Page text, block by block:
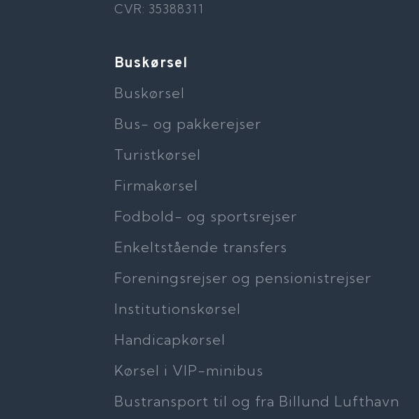
CVR: 35388311
Buskørsel
Buskørsel
Bus- og pakkerejser
Turistkørsel
Firmakørsel
Fodbold- og sportsrejser
Enkeltstående transfers
Foreningsrejser og pensionistrejser
Institutionskørsel
Handicapkørsel
Kørsel i VIP-minibus
Bustransport til og fra Billund Lufthavn